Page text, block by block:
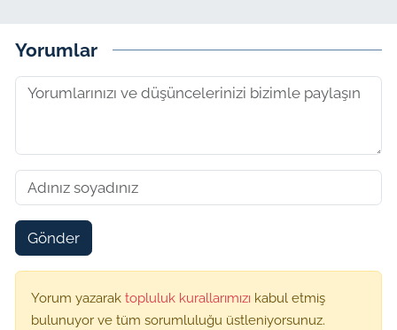
Yorumlar
Gönder
Yorum yazarak topluluk kurallarımızı kabul etmiş
bulunuyor ve tüm sorumluluğu üstleniyorsunuz.